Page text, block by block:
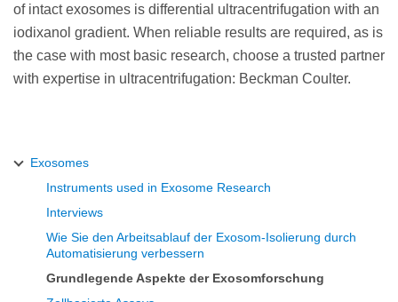
of intact exosomes is differential ultracentrifugation with an
iodixanol gradient. When reliable results are required, as is
the case with most basic research, choose a trusted partner
with expertise in ultracentrifugation: Beckman Coulter.
Exosomes
Instruments used in Exosome Research
Interviews
Wie Sie den Arbeitsablauf der Exosom-Isolierung durch
Automatisierung verbessern
Grundlegende Aspekte der Exosomforschung